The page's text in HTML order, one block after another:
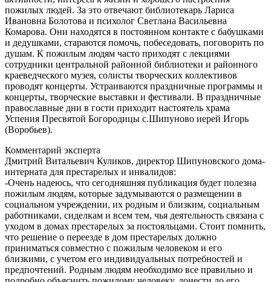
пожилых людей. За это отвечают библиотекарь Лариса
Ивановна Болотова и психолог Светлана Васильевна
Комарова. Они находятся в постоянном контакте с бабушками
и дедушками, стараются помочь, побеседовать, поговорить по
душам. К пожилым людям часто приходят с лекциями
сотрудники центральной районной библиотеки и районного
краеведческого музея, солисты творческих коллективов
проводят концерты. Устраиваются праздничные программы и
концерты, творческие выставки и фестивали. В праздничные
православные дни в гости приходит настоятель храма
Успения Пресвятой Богородицы с.Шипуново иерей Игорь
(Воробьев).
Комментарий эксперта
Дмитрий Витальевич Куликов, директор Шипуновского дома-
интерната для престарелых и инвалидов:
-Очень надеюсь, что сегодняшняя публикация будет полезна
пожилым людям, которые задумываются о размещении в
социальном учреждении, их родным и близким, социальным
работниками, сиделкам и всем тем, чья деятельность связана с
уходом в домах престарелых за постояльцами. Стоит помнить,
что решение о переезде в дом престарелых должно
приниматься совместно с пожилым человеком и его
близкими, с учетом его индивидуальных потребностей и
предпочтений. Родным людям необходимо все правильно и